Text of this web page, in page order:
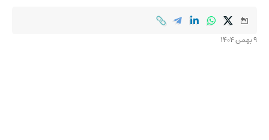
9 بهمن 1404